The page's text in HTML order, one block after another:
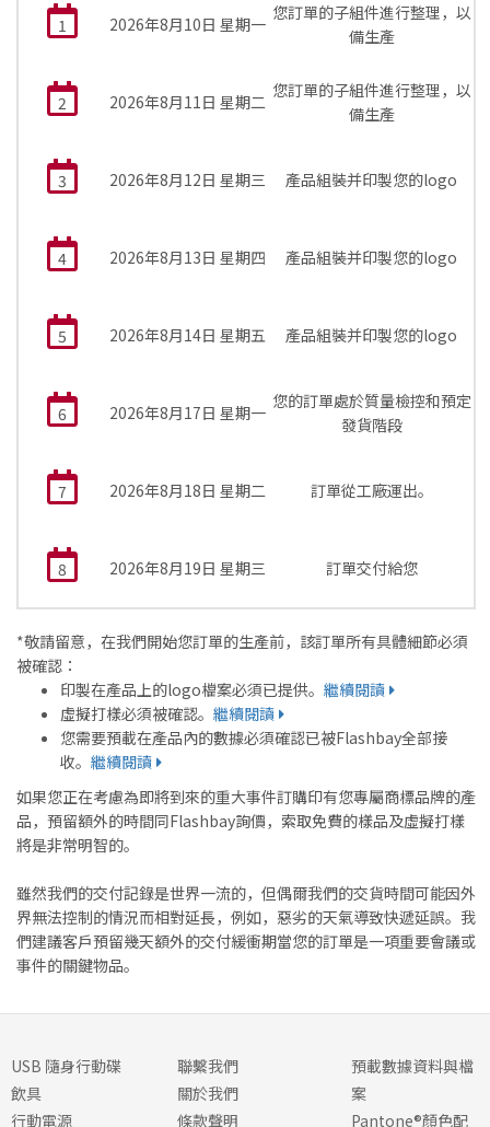
1 2026年8月10日 星期一
您訂單的子組件進行整理，以
備生產
2 2026年8月11日 星期二
您訂單的子組件進行整理，以
備生產
3 2026年8月12日 星期三 產品組裝并印製您的logo
4 2026年8月13日 星期四 產品組裝并印製您的logo
5 2026年8月14日 星期五 產品組裝并印製您的logo
6 2026年8月17日 星期一
您的訂單處於質量檢控和預定
發貨階段
7 2026年8月18日 星期二 訂單從工廠運出。
8 2026年8月19日 星期三 訂單交付給您
*敬請留意，在我們開始您訂單的生產前，該訂單所有具體細節必須
被確認：
印製在產品上的logo檔案必須已提供。 繼續閱讀
虛擬打樣必須被確認。 繼續閱讀
您需要預載在產品內的數據必須確認已被Flashbay全部接
收。 繼續閱讀
如果您正在考慮為即將到來的重大事件訂購印有您專屬商標品牌的產
品，預留額外的時間同Flashbay詢價，索取免費的樣品及虛擬打樣
將是非常明智的。
雖然我們的交付記錄是世界一流的，但偶爾我們的交貨時間可能因外
界無法控制的情況而相對延長，例如，惡劣的天氣導致快遞延誤。我
們建議客戶預留幾天額外的交付緩衝期當您的訂單是一項重要會議或
事件的關鍵物品。
USB 隨身行動碟
飲具
行動電源
聯繫我們
關於我們
條款聲明
預載數據資料與檔
案
Pantone®顏色配